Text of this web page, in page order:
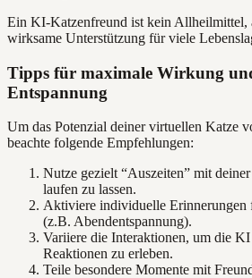
Ein KI-Katzenfreund ist kein Allheilmittel,
wirksame Unterstützung für viele
Tipps für maximale Wirkung
Entspannung
Um das Potenzial deiner virtuellen Katze
beachte folgende Empfehlungen:
Nutze gezielt “Auszeiten” mit
laufen zu lassen.
Aktiviere individuelle Erinnerungen
(z.B. Abendentspannung).
Variiere die Interaktionen, um die
Reaktionen zu erleben.
Teile besondere Momente mit